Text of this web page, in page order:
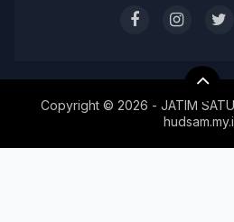
Copyright © 2026 - JATIM